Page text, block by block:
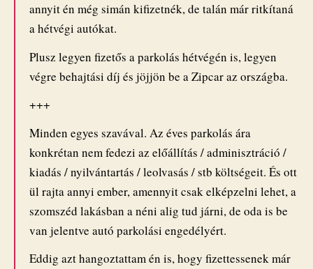
annyit én még simán kifizetnék, de talán már ritkítaná
a hétvégi autókat.
Plusz legyen fizetős a parkolás hétvégén is, legyen
végre behajtási díj és jöjjön be a Zipcar az országba.
+++
Minden egyes szavával. Az éves parkolás ára
konkrétan nem fedezi az előállítás / adminisztráció /
kiadás / nyilvántartás / leolvasás / stb költségeit. És ott
ül rajta annyi ember, amennyit csak elképzelni lehet, a
szomszéd lakásban a néni alig tud járni, de oda is be
van jelentve autó parkolási engedélyért.
Eddig azt hangoztattam én is, hogy fizettessenek már